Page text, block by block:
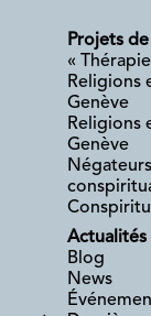
Projets
«
Religions
Genève
Religions
Genève
Actualités
Blog
News